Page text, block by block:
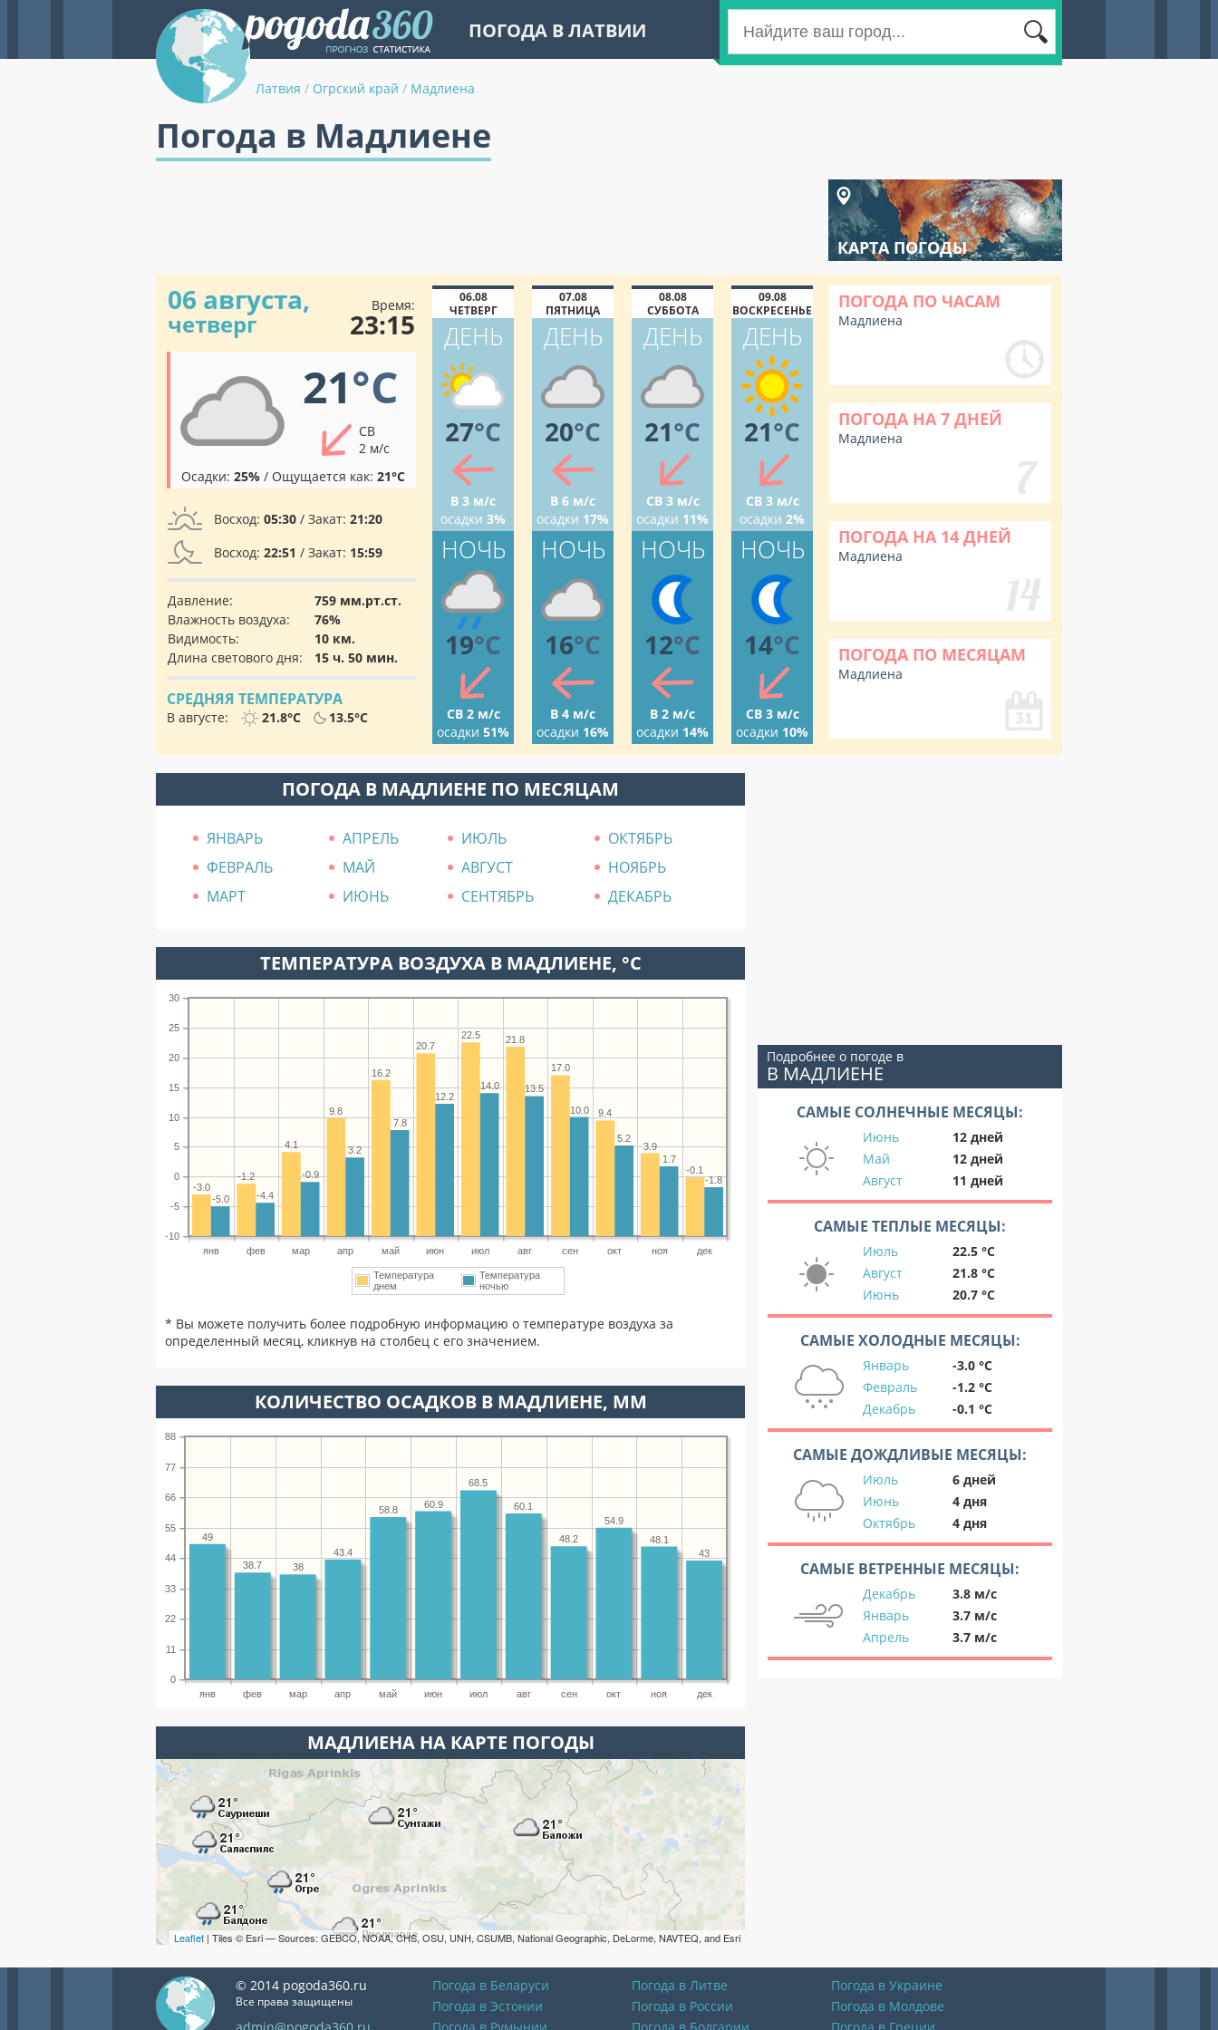
ПОГОДА В ЛАТВИИ
Латвия / Огрский край / Мадлиена
Погода в Мадлиене
КАРТА ПОГОДЫ
06 августа,
четверг
Время:
23:15
21°C
СВ
2 м/с
Осадки: 25% / Ощущается как: 21°C
Восход: 05:30 / Закат: 21:20
Восход: 22:51 / Закат: 15:59
Давление:
759 мм.рт.ст.
Влажность воздуха:
76%
Видимость:
10 км.
Длина светового дня:
15 ч. 50 мин.
СРЕДНЯЯ ТЕМПЕРАТУРА
В августе: 21.8°C 13.5°C
06.08
ЧЕТВЕРГ
ДЕНЬ
27°C
В 3 м/с
осадки 3%
НОЧЬ
19°C
СВ 2 м/с
осадки 51%
07.08
ПЯТНИЦА
ДЕНЬ
20°C
В 6 м/с
осадки 17%
НОЧЬ
16°C
В 4 м/с
осадки 16%
08.08
СУББОТА
ДЕНЬ
21°C
СВ 3 м/с
осадки 11%
НОЧЬ
12°C
В 2 м/с
осадки 14%
09.08
ВОСКРЕСЕНЬЕ
ДЕНЬ
21°C
СВ 3 м/с
осадки 2%
НОЧЬ
14°C
СВ 3 м/с
осадки 10%
ПОГОДА ПО ЧАСАМ
Мадлиена
ПОГОДА НА 7 ДНЕЙ
Мадлиена
ПОГОДА НА 14 ДНЕЙ
Мадлиена
ПОГОДА ПО МЕСЯЦАМ
Мадлиена
ПОГОДА В МАДЛИЕНЕ ПО МЕСЯЦАМ
ЯНВАРЬ АПРЕЛЬ ИЮЛЬ
ОКТЯБРЬ
ФЕВРАЛЬ
МАЙ АВГУСТ
НОЯБРЬ
МАРТ
ИЮНЬ СЕНТЯБРЬ ДЕКАБРЬ
ТЕМПЕРАТУРА ВОЗДУХА В МАДЛИЕНЕ, °C
янв фев мар апр май июн июл авг сен окт ноя дек
-10
-5
0
5
10
15
20
25
30
-0.1
3.9
9.4
17.0
21.8
22.5
20.7
16.2
9.8
4.1
-1.2
-3.0
-1.8
1.7
5.2
10.0
13.5
14.0
12.2
7.8
3.2
-0.9
-4.4
-5.0
Температура
днем
Температура
ночью
* Вы можете получить более подробную информацию о температуре воздуха за
определенный месяц, кликнув на столбец с его значением.
КОЛИЧЕСТВО ОСАДКОВ В МАДЛИЕНЕ, ММ
янв фев мар апр май июн июл авг сен окт ноя дек
0
11
22
33
44
55
66
77
88
43
48.1
54.9
48.2
60.1
68.5
60.9
58.8
43.4
38
38.7
49
МАДЛИЕНА НА КАРТЕ ПОГОДЫ
Leaflet | Tiles © Esri — Sources: GEBCO, NOAA, CHS, OSU, UNH, CSUMB, National Geographic, DeLorme, NAVTEQ, and Esri
Подробнее о погоде в
В МАДЛИЕНЕ
САМЫЕ СОЛНЕЧНЫЕ МЕСЯЦЫ:
Июнь
12 дней
Май
12 дней
Август
11 дней
САМЫЕ ТЕПЛЫЕ МЕСЯЦЫ:
Июль
22.5 °C
Август
21.8 °C
Июнь
20.7 °C
САМЫЕ ХОЛОДНЫЕ МЕСЯЦЫ:
Январь
-3.0 °C
Февраль
-1.2 °C
Декабрь
-0.1 °C
САМЫЕ ДОЖДЛИВЫЕ МЕСЯЦЫ:
Июль
6 дней
Июнь
4 дня
Октябрь
4 дня
САМЫЕ ВЕТРЕННЫЕ МЕСЯЦЫ:
Декабрь
3.8 м/с
Январь
3.7 м/с
Апрель
3.7 м/с
© 2014 pogoda360.ru
Все права защищены
Погода в Беларуси Погода в Литве
Погода в Украине
Погода в Эстонии
Погода в России
Погода в Молдове